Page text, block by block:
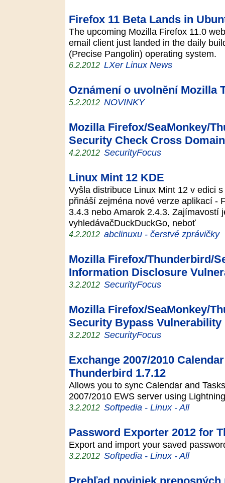
Firefox 11 Beta Lands in
The upcoming Mozilla Firefox 11.0
email client just landed in the daily
(Precise Pangolin) operating system.
6.2.2012 LXer Linux News
Oznámení o uvolnění Mozilla
5.2.2012 NOVINKY
Mozilla Firefox/SeaMonkey/
Security Check Cross
4.2.2012 SecurityFocus
Linux Mint 12 KDE
Vyšla distribuce Linux Mint 12 v edici
přináší zejména nové verze aplikací -
3.4.3 nebo Amarok 2.4.3. Zajímavostí
vyhledávačDuckDuckGo, neboť
4.2.2012 abclinuxu - čerstvé zprávičky
Mozilla Firefox/Thunderbird/
Information Disclosure
3.2.2012 SecurityFocus
Mozilla Firefox/SeaMonkey/
Security Bypass Vulnerability
3.2.2012 SecurityFocus
Exchange 2007/2010
Thunderbird 1.7.12
Allows you to sync Calendar and
2007/2010 EWS server using
3.2.2012 Softpedia - Linux - All
Password Exporter 2012 for
Export and import your saved
3.2.2012 Softpedia - Linux - All